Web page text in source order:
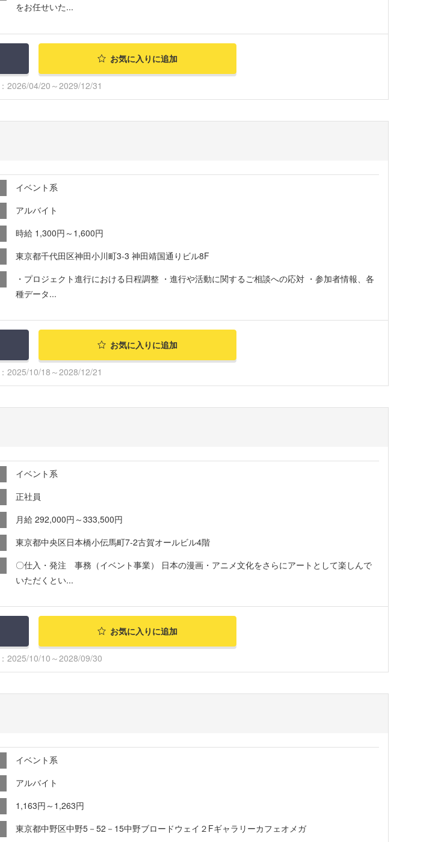
をお任せいた...
お気に入りに追加
2026/04/20～2029/12/31
イベント系
アルバイト
時給 1,300円～1,600円
東京都千代田区神田小川町3-3 神田靖国通りビル8F
・プロジェクト進行における日程調整 ・進行や活動に関するご相談への応対 ・参加者情報、各
種データ...
お気に入りに追加
2025/10/18～2028/12/21
イベント系
正社員
月給 292,000円～333,500円
東京都中央区日本橋小伝馬町7-2古賀オールビル4階
〇仕入・発注 事務（イベント事業） 日本の漫画・アニメ文化をさらにアートとして楽しんで
いただくとい...
お気に入りに追加
2025/10/10～2028/09/30
イベント系
アルバイト
1,163円～1,263円
東京都中野区中野5－52－15中野ブロードウェイ２Fギャラリーカフェオメガ